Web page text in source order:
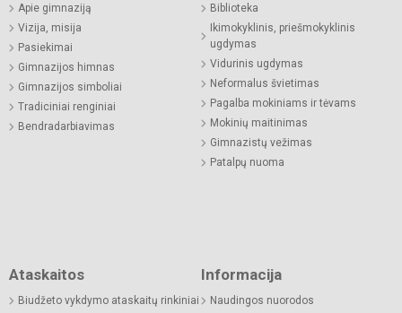
Apie gimnaziją
Vizija, misija
Pasiekimai
Gimnazijos himnas
Gimnazijos simboliai
Tradiciniai renginiai
Bendradarbiavimas
Biblioteka
Ikimokyklinis, priešmokyklinis
ugdymas
Vidurinis ugdymas
Neformalus švietimas
Pagalba mokiniams ir tėvams
Mokinių maitinimas
Gimnazistų vežimas
Patalpų nuoma
Ataskaitos
Biudžeto vykdymo ataskaitų rinkiniai
Informacija
Naudingos nuorodos